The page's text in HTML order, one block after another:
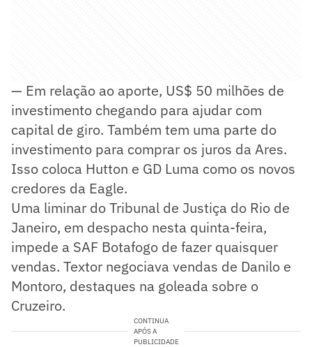
— Em relação ao aporte, US$ 50 milhões de
investimento chegando para ajudar com
capital de giro. Também tem uma parte do
investimento para comprar os juros da Ares.
Isso coloca Hutton e GD Luma como os novos
credores da Eagle.
Uma liminar do Tribunal de Justiça do Rio de
Janeiro, em despacho nesta quinta-feira,
impede a SAF Botafogo de fazer quaisquer
vendas. Textor negociava vendas de Danilo e
Montoro, destaques na goleada sobre o
Cruzeiro.
CONTINUA
APÓS A
PUBLICIDADE